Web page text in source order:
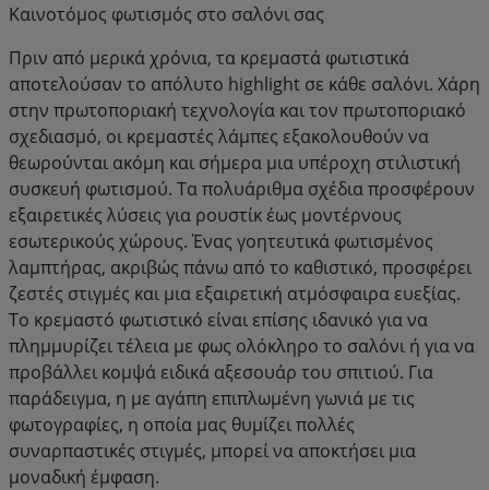
Καινοτόμος φωτισμός στο σαλόνι σας
Πριν από μερικά χρόνια, τα κρεμαστά φωτιστικά
αποτελούσαν το απόλυτο highlight σε κάθε σαλόνι. Χάρη
στην πρωτοποριακή τεχνολογία και τον πρωτοποριακό
σχεδιασμό, οι κρεμαστές λάμπες εξακολουθούν να
θεωρούνται ακόμη και σήμερα μια υπέροχη στιλιστική
συσκευή φωτισμού. Τα πολυάριθμα σχέδια προσφέρουν
εξαιρετικές λύσεις για ρουστίκ έως μοντέρνους
εσωτερικούς χώρους. Ένας γοητευτικά φωτισμένος
λαμπτήρας, ακριβώς πάνω από το καθιστικό, προσφέρει
ζεστές στιγμές και μια εξαιρετική ατμόσφαιρα ευεξίας.
Το κρεμαστό φωτιστικό είναι επίσης ιδανικό για να
πλημμυρίζει τέλεια με φως ολόκληρο το σαλόνι ή για να
προβάλλει κομψά ειδικά αξεσουάρ του σπιτιού. Για
παράδειγμα, η με αγάπη επιπλωμένη γωνιά με τις
φωτογραφίες, η οποία μας θυμίζει πολλές
συναρπαστικές στιγμές, μπορεί να αποκτήσει μια
μοναδική έμφαση.